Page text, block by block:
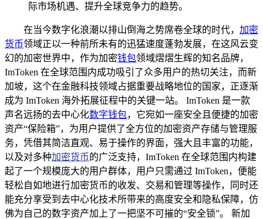
际市场机遇、提升全球竞争力的趋势。
在当今数字化浪潮以排山倒海之势席卷全球的时代， 加密
货币领域正以一种前所未有的迅猛速度蓬勃发展，在这风云变
幻的加密世界中，作为加密钱包领域熠熠生辉的知名品牌，
ImToken 在全球范围内成功吸引了众多用户的热切关注，而新
加坡，这个在金融科技领域占据重要战略地位的国家，正逐渐
成为 ImToken 海外拓展征程中的关键一站。 ImToken 是一款
声名远扬的去中心化数字钱包，它宛如一座安全且便捷的加密
资产“保险箱”，为用户提供了全方位的加密资产存储与管理服
务，凭借其简洁直观、易于操作的界面，强大且丰富的功能，
以及对多种加密货币的广泛支持，ImToken 在全球范围内构建
起了一个规模庞大的用户群体，用户只需通过 ImToken，便能
轻松自如地进行加密货币的收发、交易和管理等操作，同时还
能充分享受到去中心化技术所带来的高度安全和隐私保障，仿
佛为自己的数字资产加上了一把坚不可摧的“安全锁”。 新加